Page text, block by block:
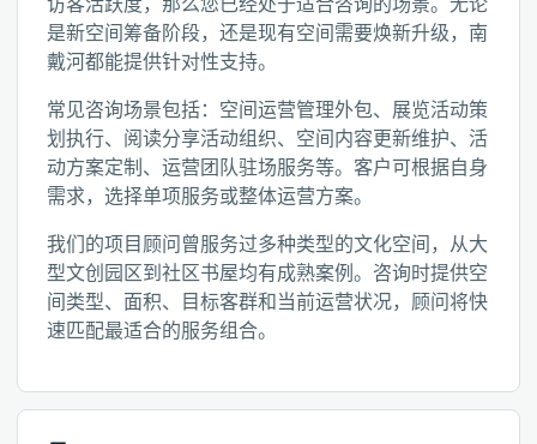
是新空间筹备阶段，还是现有空间需要焕新升级，南
戴河都能提供针对性支持。
常见咨询场景包括：空间运营管理外包、展览活动策
划执行、阅读分享活动组织、空间内容更新维护、活
动方案定制、运营团队驻场服务等。客户可根据自身
需求，选择单项服务或整体运营方案。
我们的项目顾问曾服务过多种类型的文化空间，从大
型文创园区到社区书屋均有成熟案例。咨询时提供空
间类型、面积、目标客群和当前运营状况，顾问将快
速匹配最适合的服务组合。